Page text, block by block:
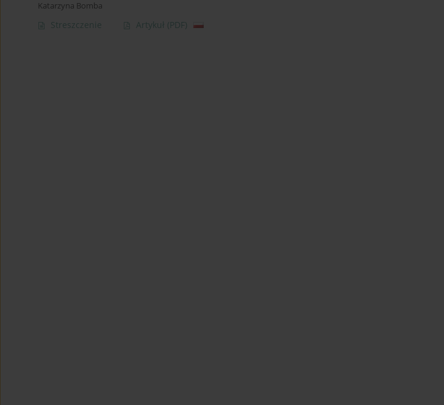
Katarzyna Bomba
Streszczenie Artykuł (PDF)